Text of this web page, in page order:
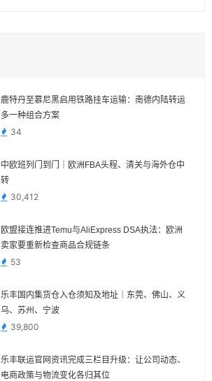
鹿特丹至慕尼黑启用铁路挂车运输：南德内陆转运
多一种组合方案
34
中欧班列门到门｜欧洲FBA头程、清关与海外仓中
转
30,412
欧盟接连推进Temu与AliExpress DSA执法：欧洲
卖家要重新检查商品合规链条
53
乐丰国内集货仓入仓须知及地址｜东莞、佛山、义
乌、苏州、宁波
39,800
乐丰联运官网资讯完成三栏目升级：让公司动态、
电商政策与物流变化各归其位